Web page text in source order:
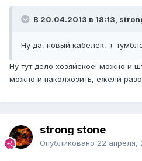
В 20.04.2013 в 18:13,
Ну да, новый кабелёк, +
Ну тут дело хозяйское! можно и
можно и наколхозить, ежели
strong stone
Опубликовано 22 апреля,